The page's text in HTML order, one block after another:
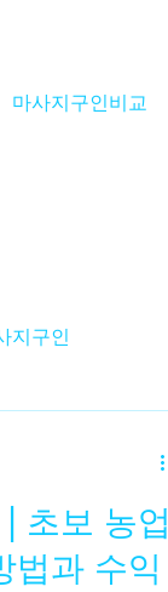
마사지구인비교
지구인
대전마사지알바
초보 농업
법과 수익